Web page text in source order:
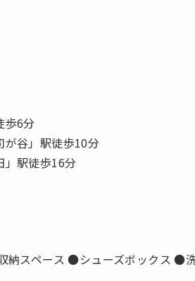
歩6分
谷」駅徒歩10分
駅徒歩16分
スペース ●シューズボックス ●